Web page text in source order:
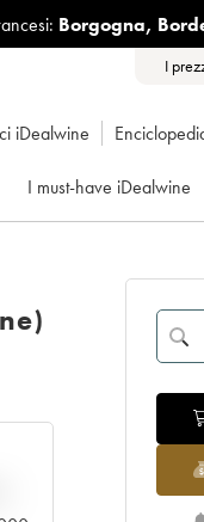
Borgogna,
I
iDealwine
I must-have iDealwine